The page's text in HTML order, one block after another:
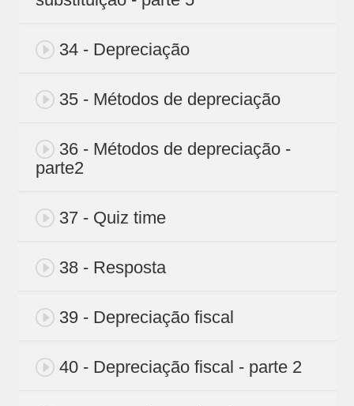
34 - Depreciação
35 - Métodos de depreciação
36 - Métodos de depreciação -
parte2
37 - Quiz time
38 - Resposta
39 - Depreciação fiscal
40 - Depreciação fiscal - parte 2